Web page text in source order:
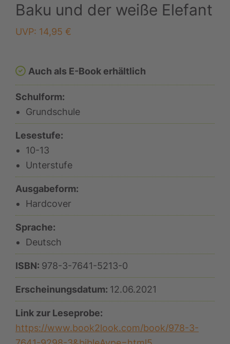
Baku und der weiße Elefant
UVP: 14,95 €
Auch als E-Book erhältlich
Schulform:
Grundschule
Lesestufe:
10-13
Unterstufe
Ausgabeform:
Hardcover
Sprache:
Deutsch
ISBN: 978-3-7641-5213-0
Erscheinungsdatum: 12.06.2021
Link zur Leseprobe:
https://www.book2look.com/book/978-3-